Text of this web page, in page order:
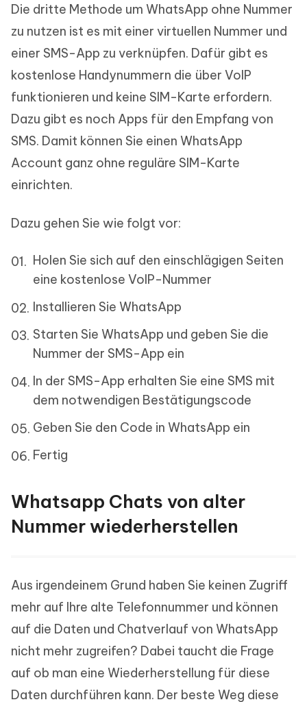
Die dritte Methode um WhatsApp ohne Nummer
zu nutzen ist es mit einer virtuellen Nummer und
einer SMS-App zu verknüpfen. Dafür gibt es
kostenlose Handynummern die über VoIP
funktionieren und keine SIM-Karte erfordern.
Dazu gibt es noch Apps für den Empfang von
SMS. Damit können Sie einen WhatsApp
Account ganz ohne reguläre SIM-Karte
einrichten.
Dazu gehen Sie wie folgt vor:
Holen Sie sich auf den einschlägigen Seiten
eine kostenlose VoIP-Nummer
Installieren Sie WhatsApp
Starten Sie WhatsApp und geben Sie die
Nummer der SMS-App ein
In der SMS-App erhalten Sie eine SMS mit
dem notwendigen Bestätigungscode
Geben Sie den Code in WhatsApp ein
Fertig
Whatsapp Chats von alter
Nummer wiederherstellen
Aus irgendeinem Grund haben Sie keinen Zugriff
mehr auf Ihre alte Telefonnummer und können
auf die Daten und Chatverlauf von WhatsApp
nicht mehr zugreifen? Dabei taucht die Frage
auf ob man eine Wiederherstellung für diese
Daten durchführen kann. Der beste Weg diese